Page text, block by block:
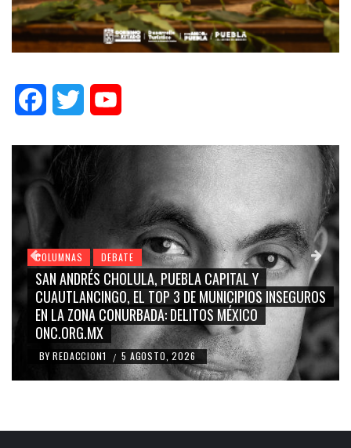
FacebookTwitter
COLUMNAS DEBATE
SAN ANDRÉS CHOLULA, PUEBLA CAPITAL Y
CUAUTLANCINGO, EL TOP 3 DE MUNICIPIOS INSEGUROS
EN LA ZONA CONURBADA: DELITOS MÉXICO
ONC.ORG.MX
BY REDACCION1 / 5 AGOSTO, 2026